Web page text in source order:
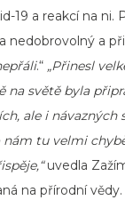
19 a reakcí na ni.
nedobrovolný a
.“ „Přinesl
na světě byla
ale i návazných
nám tu velmi
uvedla
na přírodní vědy.